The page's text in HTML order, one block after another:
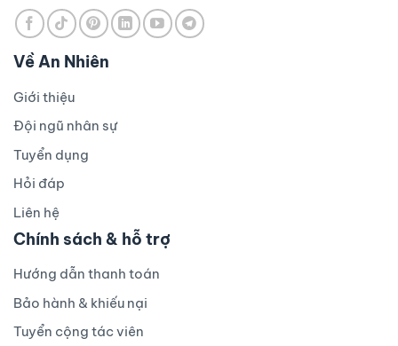
Về An Nhiên
Giới thiệu
Đội ngũ nhân sự
Tuyển dụng
Hỏi đáp
Liên hệ
Chính sách & hỗ trợ
Hướng dẫn thanh toán
Bảo hành & khiếu nại
Tuyển cộng tác viên